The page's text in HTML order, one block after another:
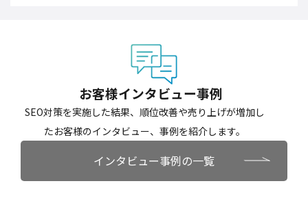
お客様インタビュー事例
SEO対策を実施した結果、順位改善や売り上げが増加し
たお客様のインタビュー、事例を紹介します。
インタビュー事例の一覧